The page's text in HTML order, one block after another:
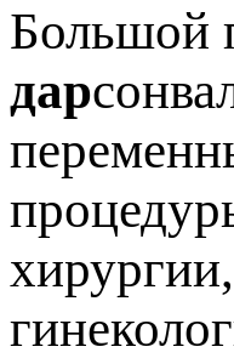
Большой
дар